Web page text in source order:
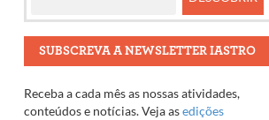
SUBSCREVA A NEWSLETTER IASTRO
Receba a cada mês as nossas atividades,
conteúdos e notícias. Veja asedições